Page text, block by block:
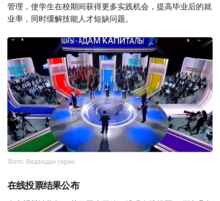
管理，使学生在校期间获得更多实践机会，提高毕业后的就
业率，同时缓解技能人才短缺问题。
Фото: Видеодан скрин
在线投票结果公布